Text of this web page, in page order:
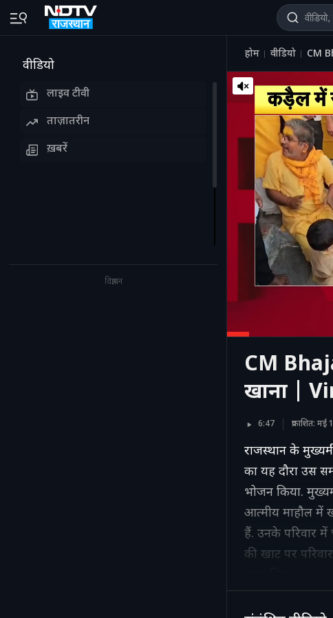
वीडियो
लाइव टीवी
ताज़ातरीन
ख़बरें
विज्ञापन
होम वीडियो CM
CM
खाना |
6:47 प्रकाशित:
राजस्थान के
का यह दौरा उस
भोजन किया.
आत्मीय माहौल में
हैं. उनके परिवार
की खाट पर
#rajasthan